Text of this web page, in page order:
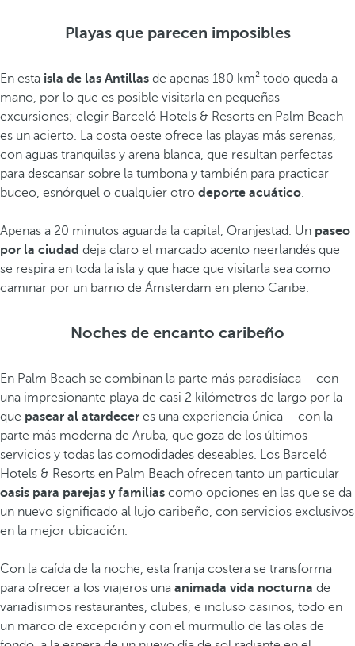
Playas que parecen imposibles
En esta isla de las Antillas de apenas 180 km² todo queda a
mano, por lo que es posible visitarla en pequeñas
excursiones; elegir Barceló Hotels & Resorts en Palm Beach
es un acierto. La costa oeste ofrece las playas más serenas,
con aguas tranquilas y arena blanca, que resultan perfectas
para descansar sobre la tumbona y también para practicar
buceo, esnórquel o cualquier otro deporte acuático.
Apenas a 20 minutos aguarda la capital, Oranjestad. Un paseo
por la ciudad deja claro el marcado acento neerlandés que
se respira en toda la isla y que hace que visitarla sea como
caminar por un barrio de Ámsterdam en pleno Caribe.
Noches de encanto caribeño
En Palm Beach se combinan la parte más paradisíaca —con
una impresionante playa de casi 2 kilómetros de largo por la
que pasear al atardecer es una experiencia única— con la
parte más moderna de Aruba, que goza de los últimos
servicios y todas las comodidades deseables. Los Barceló
Hotels & Resorts en Palm Beach ofrecen tanto un particular
oasis para parejas y familias como opciones en las que se da
un nuevo significado al lujo caribeño, con servicios exclusivos
en la mejor ubicación.
Con la caída de la noche, esta franja costera se transforma
para ofrecer a los viajeros una animada vida nocturna de
variadísimos restaurantes, clubes, e incluso casinos, todo en
un marco de excepción y con el murmullo de las olas de